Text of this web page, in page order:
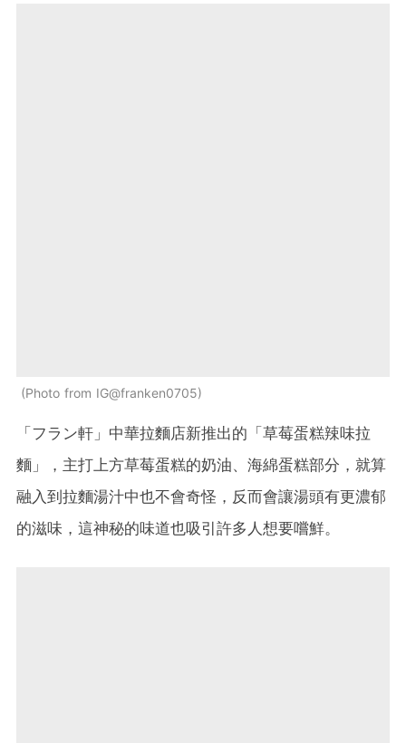
Photo from IG@franken0705
「フラン軒」中華拉麵店新推出的「草莓蛋糕辣味拉
麵」，主打上方草莓蛋糕的奶油、海綿蛋糕部分，就算
融入到拉麵湯汁中也不會奇怪，反而會讓湯頭有更濃郁
的滋味，這神秘的味道也吸引許多人想要嚐鮮。